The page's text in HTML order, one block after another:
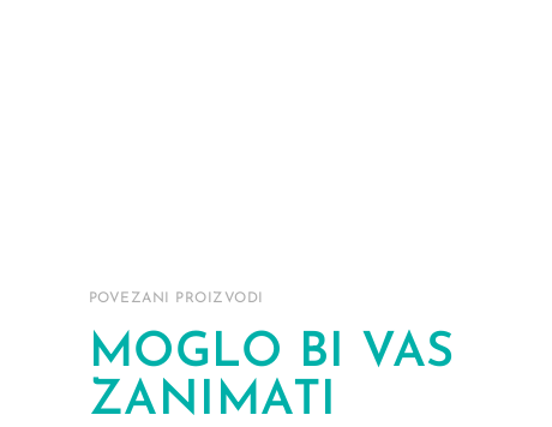
POVEZANI PROIZVODI
MOGLO BI VAS
ZANIMATI